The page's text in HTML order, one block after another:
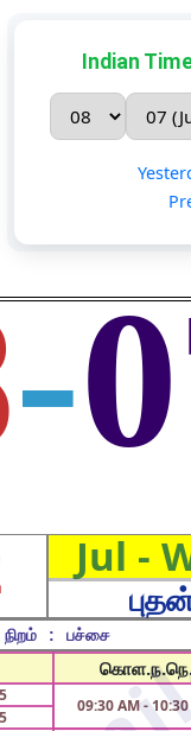
Indian
-
Jul -
: பச்சை
09:30 AM -